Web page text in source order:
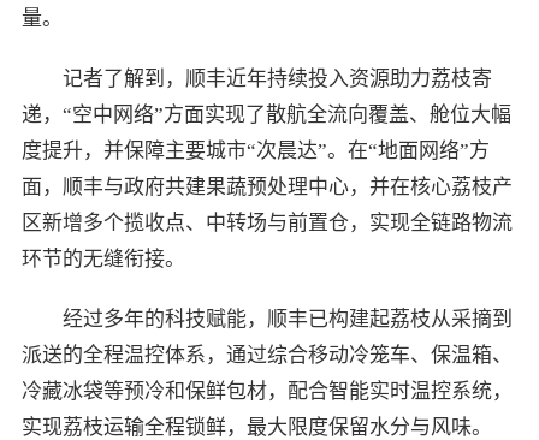
量。
记者了解到，顺丰近年持续投入资源助力荔枝寄
递，“空中网络”方面实现了散航全流向覆盖、舱位大幅
度提升，并保障主要城市“次晨达”。在“地面网络”方
面，顺丰与政府共建果蔬预处理中心，并在核心荔枝产
区新增多个揽收点、中转场与前置仓，实现全链路物流
环节的无缝衔接。
经过多年的科技赋能，顺丰已构建起荔枝从采摘到
派送的全程温控体系，通过综合移动冷笼车、保温箱、
冷藏冰袋等预冷和保鲜包材，配合智能实时温控系统，
实现荔枝运输全程锁鲜，最大限度保留水分与风味。